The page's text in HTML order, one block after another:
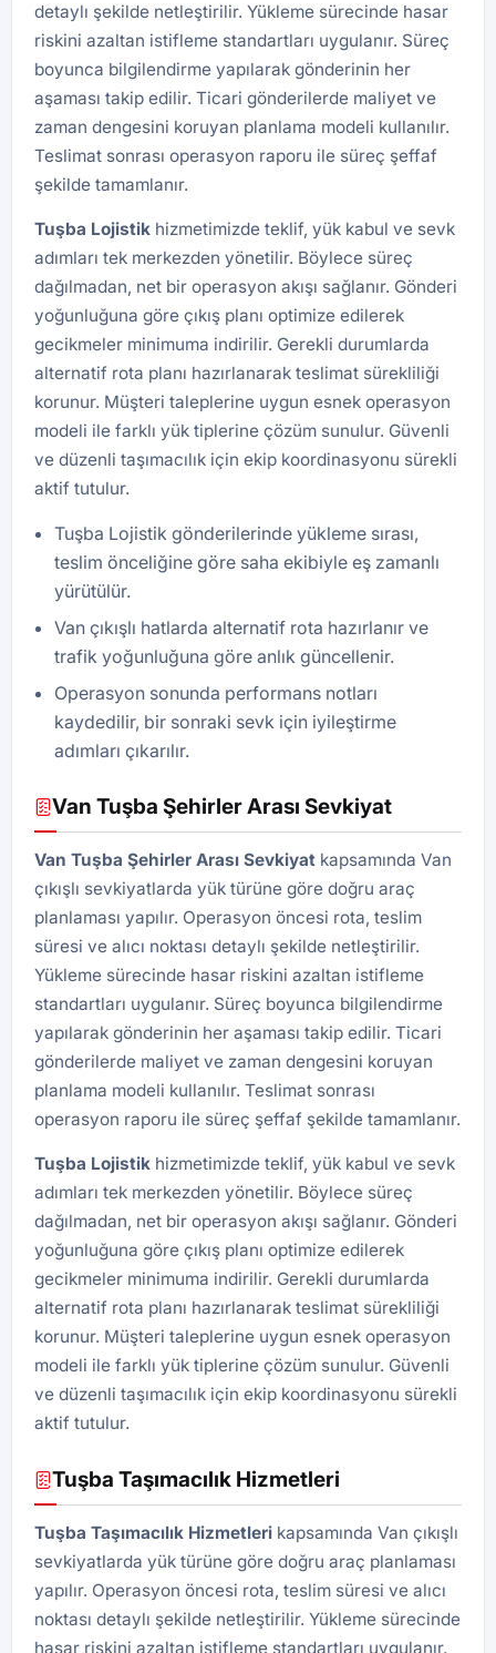
detaylı şekilde netleştirilir. Yükleme sürecinde hasar
riskini azaltan istifleme standartları uygulanır. Süreç
boyunca bilgilendirme yapılarak gönderinin her
aşaması takip edilir. Ticari gönderilerde maliyet ve
zaman dengesini koruyan planlama modeli kullanılır.
Teslimat sonrası operasyon raporu ile süreç şeffaf
şekilde tamamlanır.
Tuşba Lojistik hizmetimizde teklif, yük kabul ve sevk
adımları tek merkezden yönetilir. Böylece süreç
dağılmadan, net bir operasyon akışı sağlanır. Gönderi
yoğunluğuna göre çıkış planı optimize edilerek
gecikmeler minimuma indirilir. Gerekli durumlarda
alternatif rota planı hazırlanarak teslimat sürekliliği
korunur. Müşteri taleplerine uygun esnek operasyon
modeli ile farklı yük tiplerine çözüm sunulur. Güvenli
ve düzenli taşımacılık için ekip koordinasyonu sürekli
aktif tutulur.
Tuşba Lojistik gönderilerinde yükleme sırası,
teslim önceliğine göre saha ekibiyle eş zamanlı
yürütülür.
Van çıkışlı hatlarda alternatif rota hazırlanır ve
trafik yoğunluğuna göre anlık güncellenir.
Operasyon sonunda performans notları
kaydedilir, bir sonraki sevk için iyileştirme
adımları çıkarılır.
Van Tuşba Şehirler Arası Sevkiyat
Van Tuşba Şehirler Arası Sevkiyat kapsamında Van
çıkışlı sevkiyatlarda yük türüne göre doğru araç
planlaması yapılır. Operasyon öncesi rota, teslim
süresi ve alıcı noktası detaylı şekilde netleştirilir.
Yükleme sürecinde hasar riskini azaltan istifleme
standartları uygulanır. Süreç boyunca bilgilendirme
yapılarak gönderinin her aşaması takip edilir. Ticari
gönderilerde maliyet ve zaman dengesini koruyan
planlama modeli kullanılır. Teslimat sonrası
operasyon raporu ile süreç şeffaf şekilde tamamlanır.
Tuşba Lojistik hizmetimizde teklif, yük kabul ve sevk
adımları tek merkezden yönetilir. Böylece süreç
dağılmadan, net bir operasyon akışı sağlanır. Gönderi
yoğunluğuna göre çıkış planı optimize edilerek
gecikmeler minimuma indirilir. Gerekli durumlarda
alternatif rota planı hazırlanarak teslimat sürekliliği
korunur. Müşteri taleplerine uygun esnek operasyon
modeli ile farklı yük tiplerine çözüm sunulur. Güvenli
ve düzenli taşımacılık için ekip koordinasyonu sürekli
aktif tutulur.
Tuşba Taşımacılık Hizmetleri
Tuşba Taşımacılık Hizmetleri kapsamında Van çıkışlı
sevkiyatlarda yük türüne göre doğru araç planlaması
yapılır. Operasyon öncesi rota, teslim süresi ve alıcı
noktası detaylı şekilde netleştirilir. Yükleme sürecinde
hasar riskini azaltan istifleme standartları uygulanır.